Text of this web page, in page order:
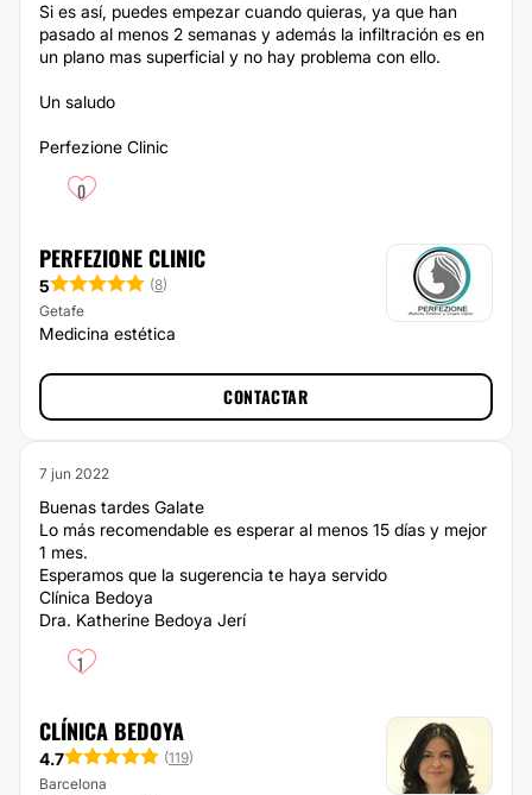
Si es así, puedes empezar cuando quieras, ya que han
pasado al menos 2 semanas y además la infiltración es en
un plano mas superficial y no hay problema con ello.
Un saludo
Perfezione Clinic
0
PERFEZIONE CLINIC
5 (8)
Getafe
Medicina estética
CONTACTAR
7 jun 2022
Buenas tardes Galate
Lo más recomendable es esperar al menos 15 días y mejor
1 mes.
Esperamos que la sugerencia te haya servido
Clínica Bedoya
Dra. Katherine Bedoya Jerí
1
CLÍNICA BEDOYA
4.7 (119)
Barcelona